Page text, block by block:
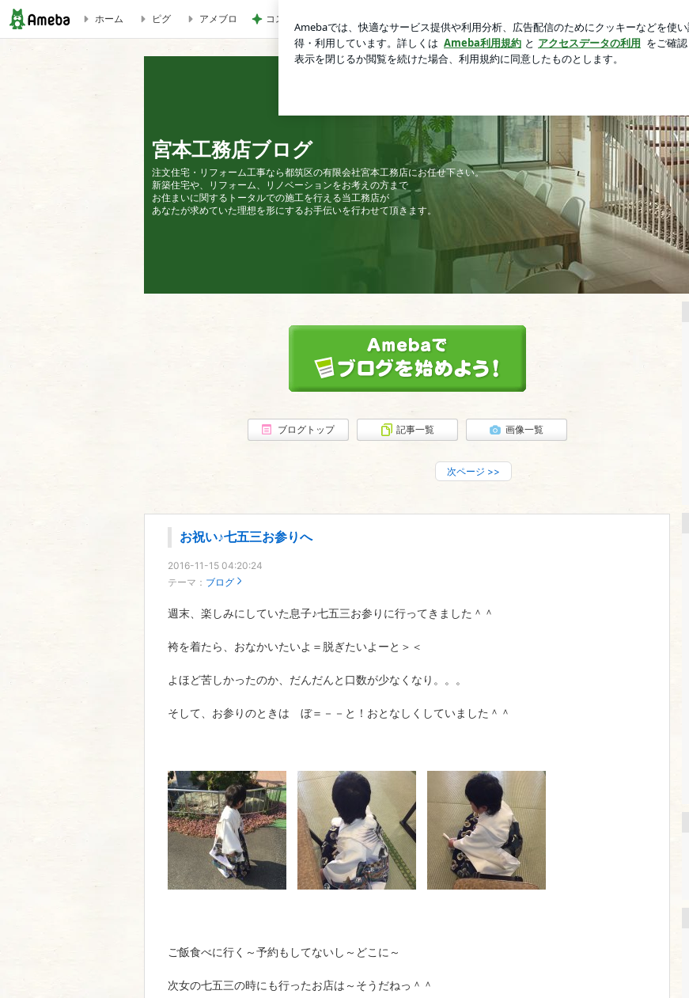
宮本工務店ブログ
ホーム ピグ アメブロ コストコで我慢スイッチが壊れた旦那 新規登録
宮本工務店ブログ
注文住宅・リフォーム工事なら都筑区の有限会社宮本工務店にお任せ下さい。
新築住宅や、リフォーム、リノベーションをお考えの方まで
お住まいに関するトータルでの施工を行える当工務店が
あなたが求めていた理想を形にするお手伝いを行わせて頂きます。
ブログトップ 記事一覧 画像一覧
次ページ >>
お祝い♪七五三お参りへ
2016-11-15 04:20:24
テーマ： ブログ
週末、楽しみにしていた息子♪七五三お参りに行ってきました＾＾
袴を着たら、おなかいたいよ＝脱ぎたいよーと＞＜
よほど苦しかったのか、だんだんと口数が少なくなり。。。
そして、お参りのときは ぼ＝－－と！おとなしくしていました＾＾
ご飯食べに行く～予約もしてないし～どこに～
次女の七五三の時にも行ったお店は～そうだねっ＾＾